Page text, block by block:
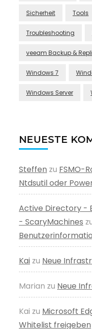
Sicherheit Tools
Troubleshooting
veeam Backup &
Windows 7
Windows Server
NEUESTE
Steffen zu FSMO-
Ntdsutil oder
Active Directory -
- ScaryMachines
Kai zu Neue
Marian zu Neue
Kai zu Microsoft
Whitelist freigeben